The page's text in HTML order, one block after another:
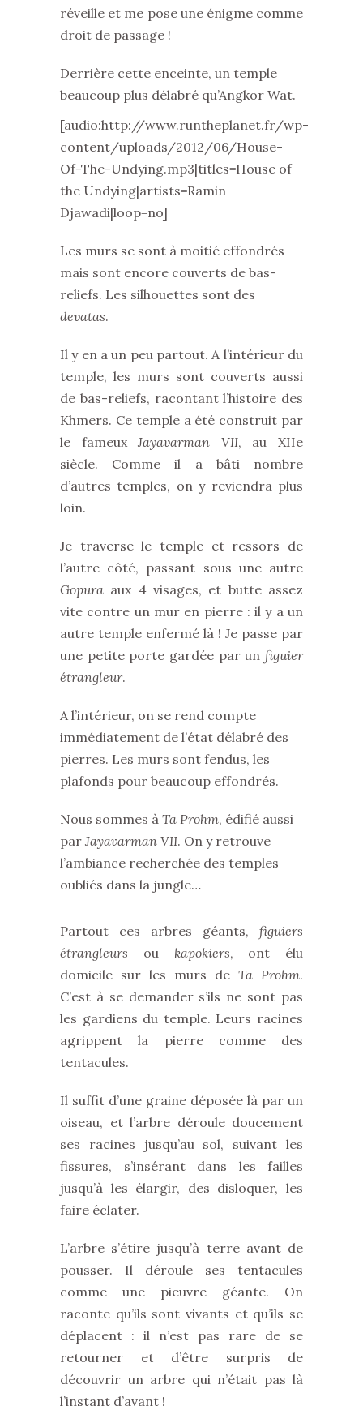
réveille et me pose une énigme comme
droit de passage !
Derrière cette enceinte, un temple
beaucoup plus délabré qu’Angkor Wat.
[audio:http://www.runtheplanet.fr/wp-
content/uploads/2012/06/House-
Of-The-Undying.mp3|titles=House of
the Undying|artists=Ramin
Djawadi|loop=no]
Les murs se sont à moitié effondrés
mais sont encore couverts de bas-
reliefs. Les silhouettes sont des
devatas.
Il y en a un peu partout. A l’intérieur du
temple, les murs sont couverts aussi
de bas-reliefs, racontant l’histoire des
Khmers. Ce temple a été construit par
le fameuxJayavarman VII, au XIIe
siècle. Comme il a bâti nombre
d’autres temples, on y reviendra plus
loin.
Je traverse le temple et ressors de
l’autre côté, passant sous une autre
Gopura aux 4 visages, et butte assez
vite contre un mur en pierre : il y a un
autre temple enfermé là ! Je passe par
une petite porte gardée par un figuier
étrangleur.
A l’intérieur, on se rend compte
immédiatement de l’état délabré des
pierres. Les murs sont fendus, les
plafonds pour beaucoup effondrés.
Nous sommes à Ta Prohm, édifié aussi
par Jayavarman VII. On y retrouve
l’ambiance recherchée des temples
oubliés dans la jungle…
Partout ces arbres géants, figuiers
étrangleurs ou kapokiers, ont élu
domicile sur les murs de Ta Prohm.
C’est à se demander s’ils ne sont pas
les gardiens du temple. Leurs racines
agrippent la pierre comme des
tentacules.
Il suffit d’une graine déposée là par un
oiseau, et l’arbre déroule doucement
ses racines jusqu’au sol, suivant les
fissures, s’insérant dans les failles
jusqu’à les élargir, des disloquer, les
faire éclater.
L’arbre s’étire jusqu’à terre avant de
pousser. Il déroule ses tentacules
comme une pieuvre géante. On
raconte qu’ils sont vivants et qu’ils se
déplacent : il n’est pas rare de se
retourner et d’être surpris de
découvrir un arbre qui n’était pas là
l’instant d’avant !